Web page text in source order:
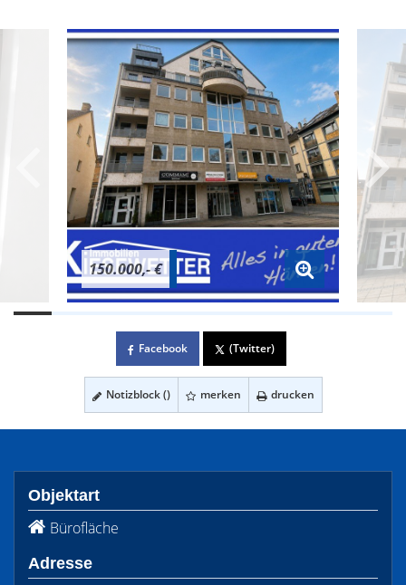
150.000,- €
Facebook (Twitter)
Notizblock () merken drucken
Objektart
Bürofläche
Adresse